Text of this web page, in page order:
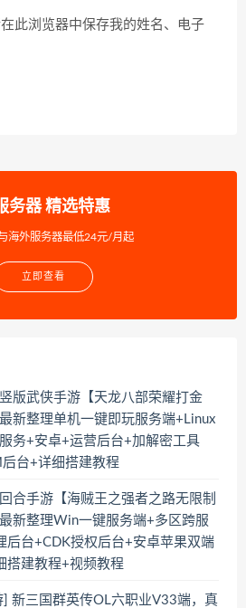
在此浏览器中保存我的姓名、电子
务器 精选特惠
海外服务器最低24元/月起
立即查看
版武侠手游【天龙八部荣耀打金
新整理单机一键即玩服务端+Linux
务+安卓+运营后台+加解密工具
台+详细搭建教程
合手游【海贼王之强者之路无限制
新整理Win一键服务端+多区跨服
后台+CDK授权后台+安卓苹果双端
搭建教程+视频教程
] 新三国群英传OL六职业V33端，真